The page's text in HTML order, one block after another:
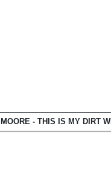
- THIS IS MY DIRT